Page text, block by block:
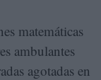
matemáticas
ambulantes
agotadas en